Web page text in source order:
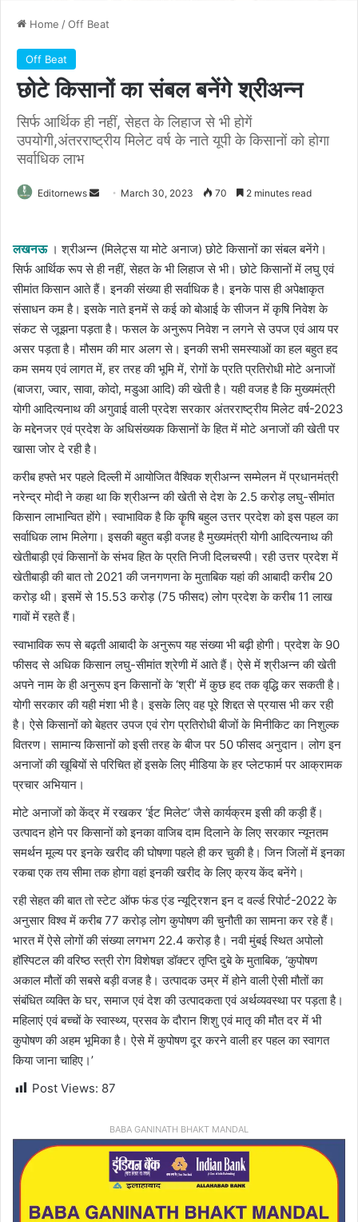
Home /Off Beat
Off Beat
छोटे किसानों का संबल बनेंगे श्रीअन्न
सिर्फ आर्थिक ही नहीं, सेहत के लिहाज से भी होगें
उपयोगी,अंतरराष्ट्रीय मिलेट वर्ष के नाते यूपी के किसानों को होगा
सर्वाधिक लाभ
Editornews
Send March 30, 2023 70 2 minutes read
लखनऊ । श्रीअन्न (मिलेट्स या मोटे अनाज) छोटे किसानों का संबल बनेंगे।
सिर्फ आर्थिक रूप से ही नहीं, सेहत के भी लिहाज से भी। छोटे किसानों में लघु एवं
सीमांत किसान आते हैं। इनकी संख्या ही सर्वाधिक है। इनके पास ही अपेक्षाकृत
संसाधन कम है। इसके नाते इनमें से कई को बोआई के सीजन में कृषि निवेश के
संकट से जूझना पड़ता है। फसल के अनुरूप निवेश न लगने से उपज एवं आय पर
असर पड़ता है। मौसम की मार अलग से। इनकी सभी समस्याओं का हल बहुत हद
कम समय एवं लागत में, हर तरह की भूमि में, रोगों के प्रति प्रतिरोधी मोटे अनाजों
(बाजरा, ज्वार, सावा, कोदो, मडुआ आदि) की खेती है। यही वजह है कि मुख्यमंत्री
योगी आदित्यनाथ की अगुवाई वाली प्रदेश सरकार अंतरराष्ट्रीय मिलेट वर्ष-2023
के मद्देनजर एवं प्रदेश के अधिसंख्यक किसानों के हित में मोटे अनाजों की खेती पर
खासा जोर दे रही है।
करीब हफ्ते भर पहले दिल्ली में आयोजित वैश्विक श्रीअन्न सम्मेलन में प्रधानमंत्री
नरेन्द्र मोदी ने कहा था कि श्रीअन्न की खेती से देश के 2.5 करोड़ लघु-सीमांत
किसान लाभान्वित होंगे। स्वाभाविक है कि कॄषि बहुल उत्तर प्रदेश को इस पहल का
सर्वाधिक लाभ मिलेगा। इसकी बहुत बड़ी वजह है मुख्यमंत्री योगी आदित्यनाथ की
खेतीबाड़ी एवं किसानों के संभव हित के प्रति निजी दिलचस्पी। रही उत्तर प्रदेश में
खेतीबाड़ी की बात तो 2021 की जनगणना के मुताबिक यहां की आबादी करीब 20
करोड़ थी। इसमें से 15.53 करोड़ (75 फीसद) लोग प्रदेश के करीब 11 लाख
गावों में रहते हैं।
स्वाभाविक रूप से बढ़ती आबादी के अनुरूप यह संख्या भी बढ़ी होगी। प्रदेश के 90
फीसद से अधिक किसान लघु-सीमांत श्रेणी में आते हैं। ऐसे में श्रीअन्न की खेती
अपने नाम के ही अनुरूप इन किसानों के ‘श्री’ में कुछ हद तक वृद्धि कर सकती है।
योगी सरकार की यही मंशा भी है। इसके लिए वह पूरे शिद्दत से प्रयास भी कर रही
है। ऐसे किसानों को बेहतर उपज एवं रोग प्रतिरोधी बीजों के मिनीकिट का निशुल्क
वितरण। सामान्य किसानों को इसी तरह के बीज पर 50 फीसद अनुदान। लोग इन
अनाजों की खूबियों से परिचित हों इसके लिए मीडिया के हर प्लेटफार्म पर आक्रामक
प्रचार अभियान।
मोटे अनाजों को केंद्र में रखकर ‘ईट मिलेट’ जैसे कार्यक्रम इसी की कड़ी हैं।
उत्पादन होने पर किसानों को इनका वाजिब दाम दिलाने के लिए सरकार न्यूनतम
समर्थन मूल्य पर इनके खरीद की घोषणा पहले ही कर चुकी है। जिन जिलों में इनका
रकबा एक तय सीमा तक होगा वहां इनकी खरीद के लिए क्रय केंद बनेंगे।
रही सेहत की बात तो स्टेट ऑफ फंड एंड न्यूट्रिशन इन द वर्ल्ड रिपोर्ट-2022 के
अनुसार विश्व में करीब 77 करोड़ लोग कुपोषण की चुनौती का सामना कर रहे हैं।
भारत में ऐसे लोगों की संख्या लगभग 22.4 करोड़ है। नवी मुंबई स्थित अपोलो
हॉस्पिटल की वरिष्ठ स्त्री रोग विशेषज्ञ डॉक्टर तृप्ति दुबे के मुताबिक, ‘कुपोषण
अकाल मौतों की सबसे बड़ी वजह है। उत्पादक उम्र में होने वाली ऐसी मौतों का
संबंधित व्यक्ति के घर, समाज एवं देश की उत्पादकता एवं अर्थव्यवस्था पर पड़ता है।
महिलाएं एवं बच्चों के स्वास्थ्य, प्रसव के दौरान शिशु एवं मातृ की मौत दर में भी
कुपोषण की अहम भूमिका है। ऐसे में कुपोषण दूर करने वाली हर पहल का स्वागत
किया जाना चाहिए।’
Post Views: 87
BABA GANINATH BHAKT MANDAL